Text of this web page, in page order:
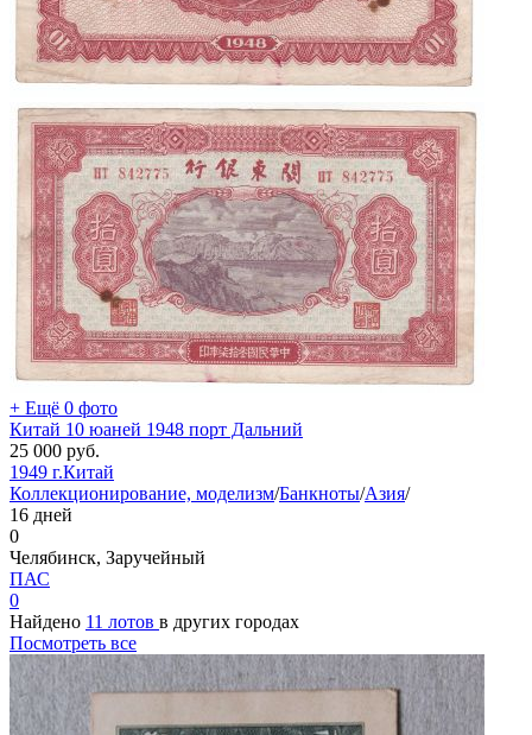
+ Ещё 0 фото
Китай 10 юаней 1948 порт Дальний
25 000 руб.
1949 г.Китай
Коллекционирование, моделизм/Банкноты/Азия/
16 дней
0
Челябинск, Заручейный
ПАС
0
Найдено 11 лотов в других городах
Посмотреть все